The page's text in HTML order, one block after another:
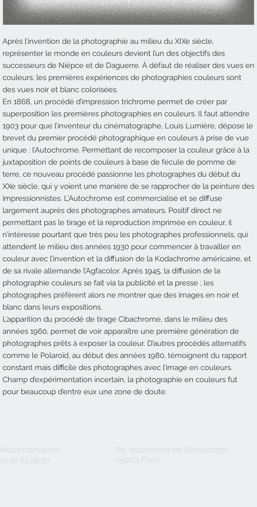
Après l’invention de la photographie au milieu du XIXe siècle,
représenter le monde en couleurs devient l’un des objectifs des
successeurs de Niépce et de Daguerre. À défaut de réaliser des vues en
couleurs, les premières expériences de photographies couleurs sont
des vues noir et blanc colorisées.
En 1868, un procédé d’impression trichrome permet de créer par
superposition les premières photographies en couleurs. Il faut attendre
1903 pour que l’inventeur du cinématographe, Louis Lumière, dépose le
brevet du premier procédé photographique en couleurs à prise de vue
unique : l’Autochrome. Permettant de recomposer la couleur grâce à la
juxtaposition de points de couleurs à base de fécule de pomme de
terre, ce nouveau procédé passionne les photographes du début du
XXe siècle, qui y voient une manière de se rapprocher de la peinture des
impressionnistes. L’Autochrome est commercialisé et se diffuse
largement auprès des photographes amateurs. Positif direct ne
permettant pas le tirage et la reproduction imprimée en couleur, il
n’intéresse pourtant que très peu les photographes professionnels, qui
attendent le milieu des années 1930 pour commencer à travailler en
couleur avec l’invention et la diffusion de la Kodachrome américaine, et
de sa rivale allemande l’Agfacolor. Après 1945, la diffusion de la
photographie couleurs se fait via la publicité et la presse ; les
photographes préfèrent alors ne montrer que des images en noir et
blanc dans leurs expositions.
L’apparition du procédé de tirage Cibachrome, dans le milieu des
années 1960, permet de voir apparaître une première génération de
photographes prêts à exposer la couleur. D’autres procédés alternatifs
comme le Polaroïd, au début des années 1980, témoignent du rapport
constant mais difficile des photographes avec l’image en couleurs.
Champ d’expérimentation incertain, la photographie en couleurs fut
pour beaucoup d’entre eux une zone de doute.
Nous contacter
01 45 63 96 50
60, boulevard de Sébastopol
75003 Paris